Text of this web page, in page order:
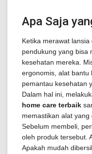
Apa Saja
Ketika merawat
pendukung yang bisa
kesehatan mereka.
ergonomis, alat bantu
pemantau kesehatan
Dalam hal ini,
home care terbaik
memastikan alat yang
Sebelum membeli,
oleh produk tersebut.
Apakah mudah